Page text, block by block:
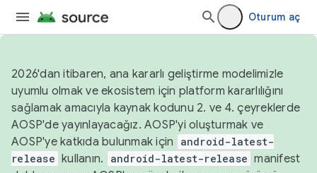
Oturum aç
2026'dan itibaren, ana kararlı geliştirme modelimizle
uyumlu olmak ve ekosistem için platform kararlılığını
sağlamak amacıyla kaynak kodunu 2. ve 4. çeyreklerde
AOSP'de yayınlayacağız. AOSP'yi oluşturmak ve
AOSP'ye katkıda bulunmak için
android-latest-
release kullanın. android-latest-release manifest